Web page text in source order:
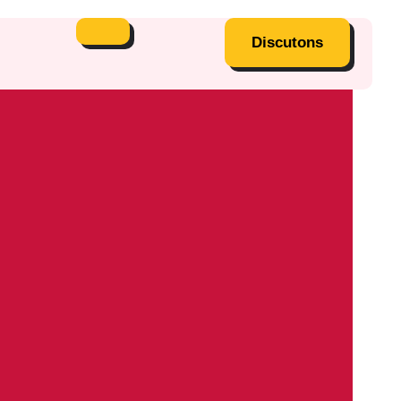
Discutons